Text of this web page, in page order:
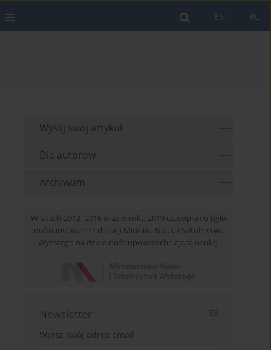
PL
EN
Wyślij swój artykuł
Dla autorów
Archiwum
W latach 2012–2016 oraz w roku 2019 czasopismo było
dofinansowane z dotacji Ministra Nauki i Szkolnictwa
Wyższego na działalność upowszechniającą naukę.
Newsletter
Wpisz swój adres email